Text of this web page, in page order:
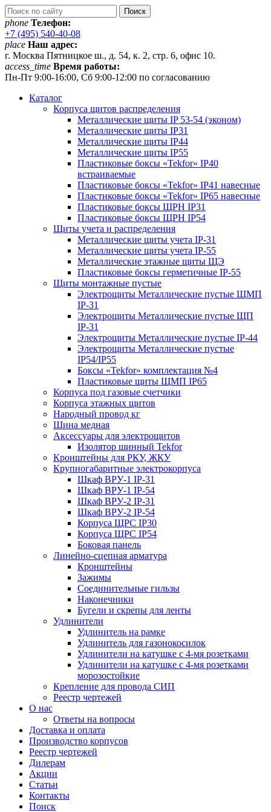
phone Телефон:
+7 (495) 540-40-08
place Наш адрес:
г. Москва Пятницкое ш., д. 54, к. 2, стр. 6, офис 10.
access_time Время работы:
Пн-Пт 9:00-16:00, Сб 9:00-12:00 по согласованию
Каталог
Корпуса щитов распределения
Металлические щиты IP 53-54 (эконом)
Металлические щиты IP31
Металлические щиты IP44
Металлические щиты IP55
Пластиковые боксы «Tekfor» IP40
встраиваемые
Пластиковые боксы «Tekfor» IP41 навесные
Пластиковые боксы «Tekfor» IP65 навесные
Пластиковые боксы ЩРН IP31
Пластиковые боксы ЩРН IP54
Щиты учета и распределения
Металлические щиты учета IP-31
Металлические щиты учета IP-55
Металлические этажные щиты ЩЭ
Пластиковые боксы герметичные IP-55
Щиты монтажные пустые
Электрощиты Металлические пустые ЩМП
IP-31
Электрощиты Металлические пустые ЩП
IP-31
Электрощиты Металлические пустые IP-44
Электрощиты Металлические пустые
IP54/IP55
Боксы «Tekfor» комплектация №4
Пластиковые щиты ЩМП IP65
Корпуса под газовые счетчики
Корпуса этажных щитов
Народный провод кг
Шина медная
Аксессуары для электрощитов
Изолятор шинный Tekfor
Кронштейны для РКУ, ЖКУ
Крупногабаритные электрокорпуса
Шкаф ВРУ-1 IP-31
Шкаф ВРУ-1 IP-54
Шкаф ВРУ-2 IP-31
Шкаф ВРУ-2 IP-54
Корпуса ЩРС IP30
Корпуса ЩРС IP54
Боковая панель
Линейно-сцепная арматура
Кронштейны
Зажимы
Соединительные гильзы
Наконечники
Бугели и скрепы для ленты
Удлинители
Удлинитель на рамке
Удлинитель для газонокосилок
Удлинители на катушке с 4-мя розетками
Удлинители на катушке с 4-мя розетками
морозостойкие
Крепление для провода СИП
Реестр чертежей
О нас
Ответы на вопросы
Доставка и оплата
Производство корпусов
Реестр чертежей
Дилерам
Акции
Статьи
Контакты
Поиск